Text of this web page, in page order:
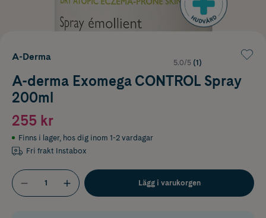
A-Derma
5.0/5 (1)
A-derma Exomega CONTROL Spray
200ml
255 kr
Finns i lager, hos dig inom 1-2 vardagar
Fri frakt Instabox
Lägg i varukorgen